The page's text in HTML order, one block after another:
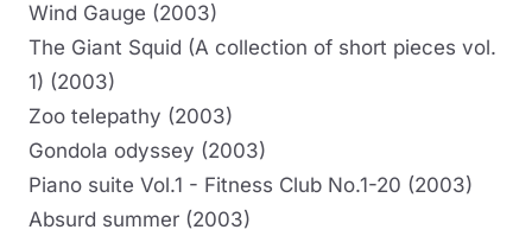
Wind Gauge (2003)
The Giant Squid (A collection of short pieces vol.
1) (2003)
Zoo telepathy (2003)
Gondola odyssey (2003)
Piano suite Vol.1 - Fitness Club No.1-20 (2003)
Absurd summer (2003)